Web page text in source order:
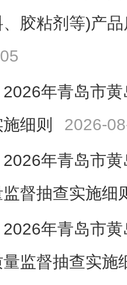
胶粘剂等)产
2026年青岛市
细则
2026-
2026年青岛市
督抽查实施细
2026年青岛市
监督抽查实施